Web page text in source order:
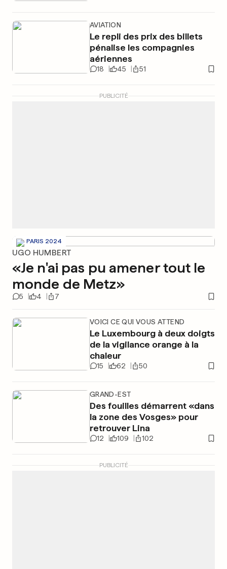
AVIATION
Le repli des prix des billets
pénalise les compagnies
aériennes
18 45 51
PUBLICITÉ
PARIS 2024
UGO HUMBERT
«Je n'ai pas pu amener tout le
monde de Metz»
5 4 7
VOICI CE QUI VOUS ATTEND
Le Luxembourg à deux doigts
de la vigilance orange à la
chaleur
15 62 50
GRAND-EST
Des fouilles démarrent «dans
la zone des Vosges» pour
retrouver Lina
12 109 102
PUBLICITÉ